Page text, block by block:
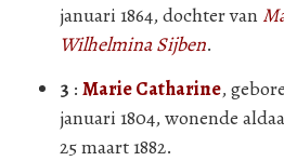
januari 1864, dochter van
Wilhelmina Sijben.
3 : Marie Catharine,
januari 1804, wonende
25 maart 1882.